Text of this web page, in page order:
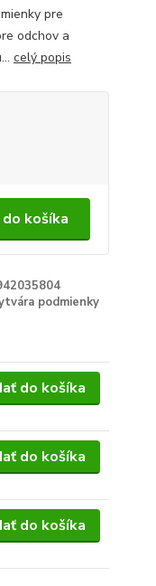
pre
odchov a
celý popis
košíka
podmienky
do košíka
do košíka
do košíka